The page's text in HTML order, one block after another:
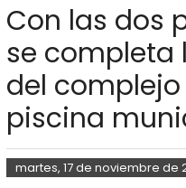
Con las dos
se completa
del
piscina
martes, 17 de noviembre de